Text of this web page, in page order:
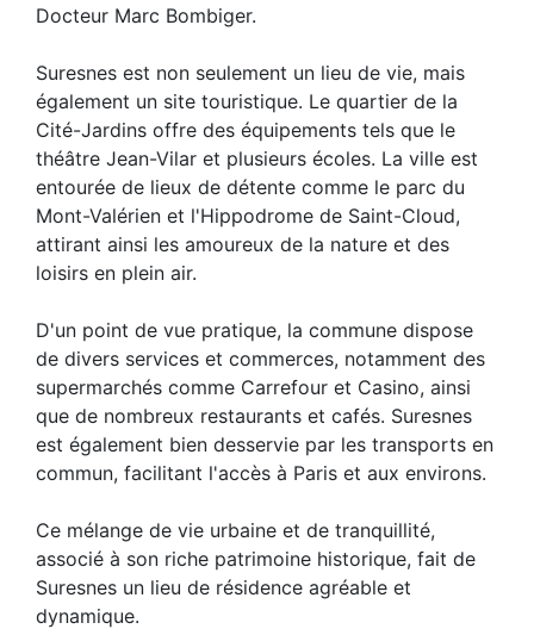
Docteur Marc Bombiger.
Suresnes est non seulement un lieu de vie, mais
également un site touristique. Le quartier de la
Cité-Jardins offre des équipements tels que le
théâtre Jean-Vilar et plusieurs écoles. La ville est
entourée de lieux de détente comme le parc du
Mont-Valérien et l'Hippodrome de Saint-Cloud,
attirant ainsi les amoureux de la nature et des
loisirs en plein air.
D'un point de vue pratique, la commune dispose
de divers services et commerces, notamment des
supermarchés comme Carrefour et Casino, ainsi
que de nombreux restaurants et cafés. Suresnes
est également bien desservie par les transports en
commun, facilitant l'accès à Paris et aux environs.
Ce mélange de vie urbaine et de tranquillité,
associé à son riche patrimoine historique, fait de
Suresnes un lieu de résidence agréable et
dynamique.